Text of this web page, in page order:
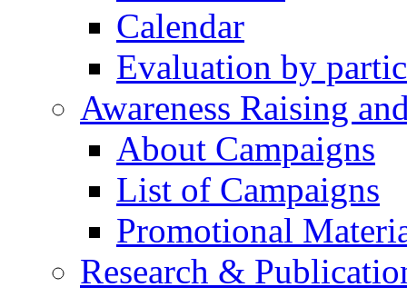
Calendar
Evaluation by
Awareness Raising
About Campaigns
List of Campaigns
Promotional
Research &